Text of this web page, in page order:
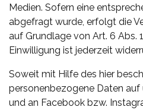
Medien. Sofern eine
abgefragt wurde, erfolgt die
auf Grundlage von Art. 6 Abs.
Einwilligung ist jederzeit
Soweit mit Hilfe des hier
personenbezogene Daten auf
und an Facebook bzw.